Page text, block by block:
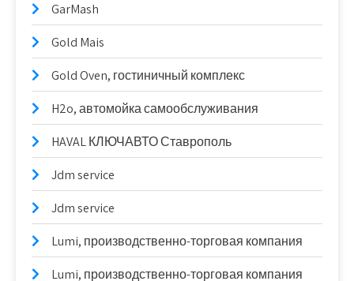
GarMash
Gold Mais
Gold Oven, гостиничный комплекс
H2o, автомойка самообслуживания
HAVAL КЛЮЧАВТО Ставрополь
Jdm service
Jdm service
Lumi, производственно-торговая компания
Lumi, производственно-торговая компания